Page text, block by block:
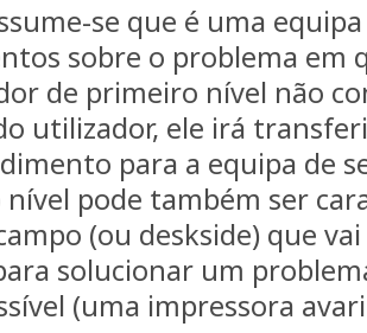
se que é uma
sobre o problema em
de primeiro nível não
utilizador, ele irá
para a equipa de
nível pode também ser
(ou deskside) que
solucionar um
(uma impressora